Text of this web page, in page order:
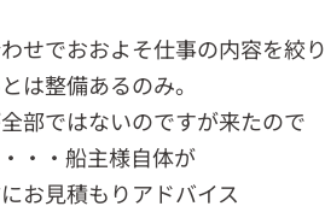
せでおおよそ仕事の内容を絞
は整備あるのみ。
部ではないのですが来たので
・・船主様自体が
お見積もりアドバイス